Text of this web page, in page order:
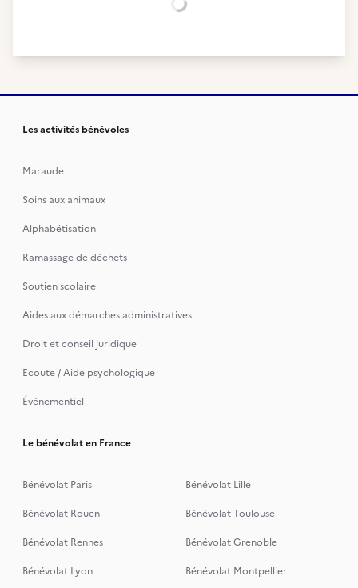
Chargement...
Les activités bénévoles
Maraude
Soins aux animaux
Alphabétisation
Ramassage de déchets
Soutien scolaire
Aides aux démarches administratives
Droit et conseil juridique
Ecoute / Aide psychologique
Événementiel
Le bénévolat en France
Bénévolat Paris
Bénévolat Lille
Bénévolat Rouen
Bénévolat Toulouse
Bénévolat Rennes
Bénévolat Grenoble
Bénévolat Lyon
Bénévolat Montpellier